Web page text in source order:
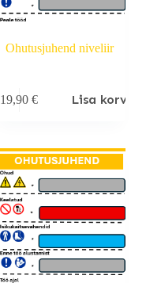
Ohutusjuhend niveliir
19,90€ Lisa korvi